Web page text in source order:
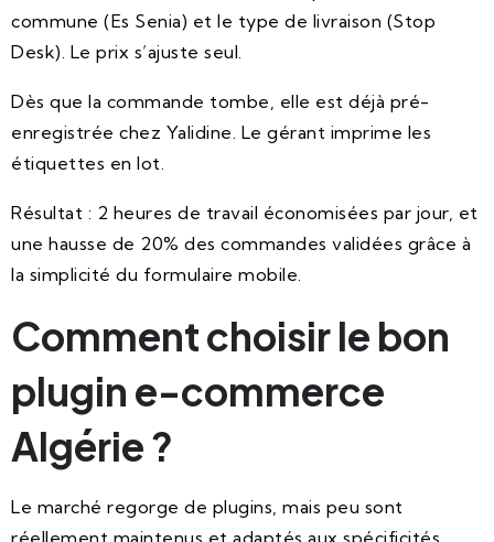
commune (Es Senia) et le type de livraison (Stop
Desk). Le prix s’ajuste seul.
Dès que la commande tombe, elle est déjà pré-
enregistrée chez Yalidine. Le gérant imprime les
étiquettes en lot.
Résultat : 2 heures de travail économisées par jour, et
une hausse de 20% des commandes validées grâce à
la simplicité du formulaire mobile.
Comment choisir le bon
plugin e-commerce
Algérie ?
Le marché regorge de plugins, mais peu sont
réellement maintenus et adaptés aux spécificités